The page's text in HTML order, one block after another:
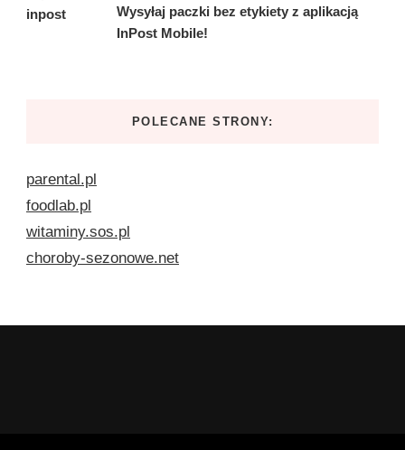
Wysyłaj paczki bez etykiety z aplikacją
InPost Mobile!
POLECANE STRONY:
parental.pl
foodlab.pl
witaminy.sos.pl
choroby-sezonowe.net